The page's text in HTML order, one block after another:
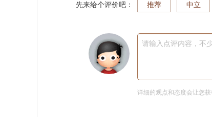
先来给个评价吧： 推荐 中立
请输入点评内容，不
详细的观点和态度会让您